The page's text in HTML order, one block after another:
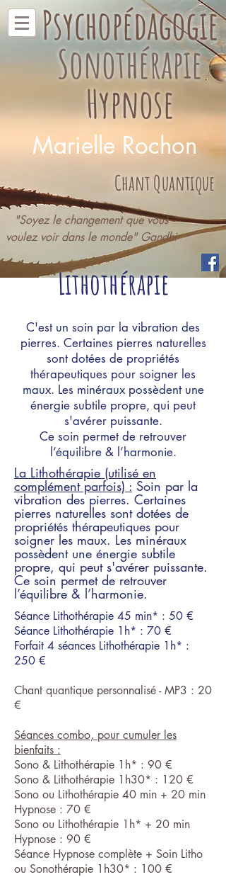
Hypnose
Psychopédagogie
Sonothérapie
Marielle Rochon
Chant Quantique
"Soyez le changement que vous
voulez voir dans le monde" Gandhi
Lithothérapie
C'est un soin par la vibration des
pierres. Certaines pierres naturelles
sont dotées de propriétés
thérapeutiques pour soigner les
maux. Les minéraux possèdent une
énergie subtile propre, qui peut
s'avérer puissante.
Ce soin permet de retrouver
l’équilibre & l’harmonie.
La Lithothérapie (utilisé en
complément parfois) : Soin par la
vibration des pierres. Certaines
pierres naturelles sont dotées de
propriétés thérapeutiques pour
soigner les maux. Les minéraux
possèdent une énergie subtile
propre, qui peut s'avérer puissante.
Ce soin permet de retrouver
l’équilibre & l’harmonie.
Séance Lithothérapie 45 min* : 50 €
Séance Lithothérapie 1h* : 70 €
Forfait 4 séances Lithothérapie 1h* :
250 €
Chant quantique personnalisé - MP3 : 20
€
Séances combo, pour cumuler les
bienfaits :
Sono & Lithothérapie 1h* : 90 €
Sono & Lithothérapie 1h30* : 120 €
Sono ou Lithothérapie 40 min + 20 min
Hypnose : 70 €
Sono ou Lithothérapie 1h* + 20 min
Hypnose : 90 €
​Séance Hypnose complète + Soin Litho
ou Sonothérapie 1h30* : 100 €